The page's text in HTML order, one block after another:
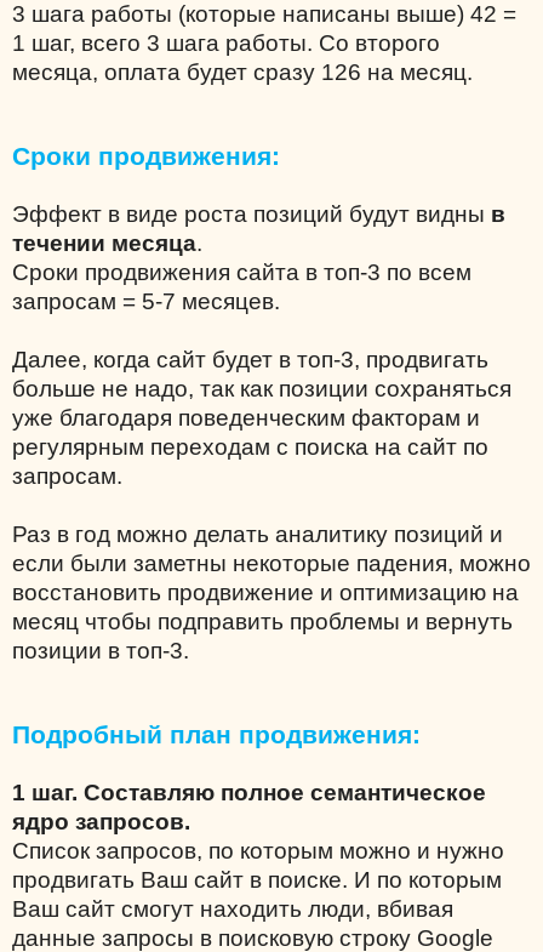
3 шага работы (которые написаны выше) 42 =
1 шаг, всего 3 шага работы. Со второго
месяца, оплата будет сразу 126 на месяц.
Сроки продвижения:
Эффект в виде роста позиций будут видны в
течении месяца.
Сроки продвижения сайта в топ-3 по всем
запросам = 5-7 месяцев.
Далее, когда сайт будет в топ-3, продвигать
больше не надо, так как позиции сохраняться
уже благодаря поведенческим факторам и
регулярным переходам с поиска на сайт по
запросам.
Раз в год можно делать аналитику позиций и
если были заметны некоторые падения, можно
восстановить продвижение и оптимизацию на
месяц чтобы подправить проблемы и вернуть
позиции в топ-3.
Подробный план продвижения:
1 шаг. Составляю полное семантическое
ядро запросов.
Список запросов, по которым можно и нужно
продвигать Ваш сайт в поиске. И по которым
Ваш сайт смогут находить люди, вбивая
данные запросы в поисковую строку Google